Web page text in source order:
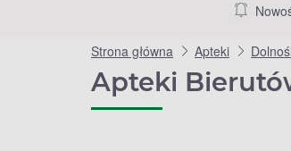
Strona główna Apteki
Apteki